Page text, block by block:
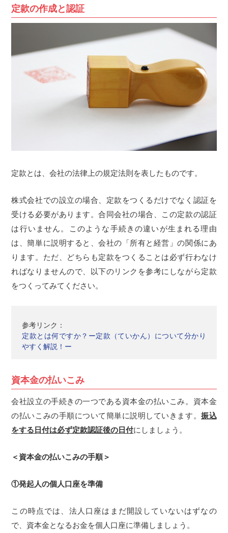
定款の作成と認証
定款とは、会社の法律上の規定法則を表したものです。
株式会社での設立の場合、定款をつくるだけでなく認証を
受ける必要があります。合同会社の場合、この定款の認証
は行いません。このような手続きの違いが生まれる理由
は、簡単に説明すると、会社の「所有と経営」の関係にあ
ります。ただ、どちらも定款をつくることは必ず行わなけ
ればなりませんので、以下のリンクを参考にしながら定款
をつくってみてください。
参考リンク：
定款とは何ですか？ー定款（ていかん）について分かり
やすく解説！ー
資本金の払いこみ
会社設立の手続きの一つである資本金の払いこみ。資本金
の払いこみの手順について簡単に説明していきます。振込
をする日付は必ず定款認証後の日付にしましょう。
＜資本金の払いこみの手順＞
①発起人の個人口座を準備
この時点では、法人口座はまだ開設していないはずなの
で、資本金となるお金を個人口座に準備しましょう。